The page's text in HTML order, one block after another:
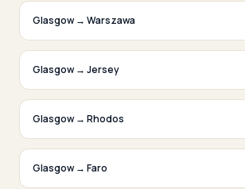
Glasgow → Warszawa
Glasgow → Jersey
Glasgow → Rhodos
Glasgow → Faro